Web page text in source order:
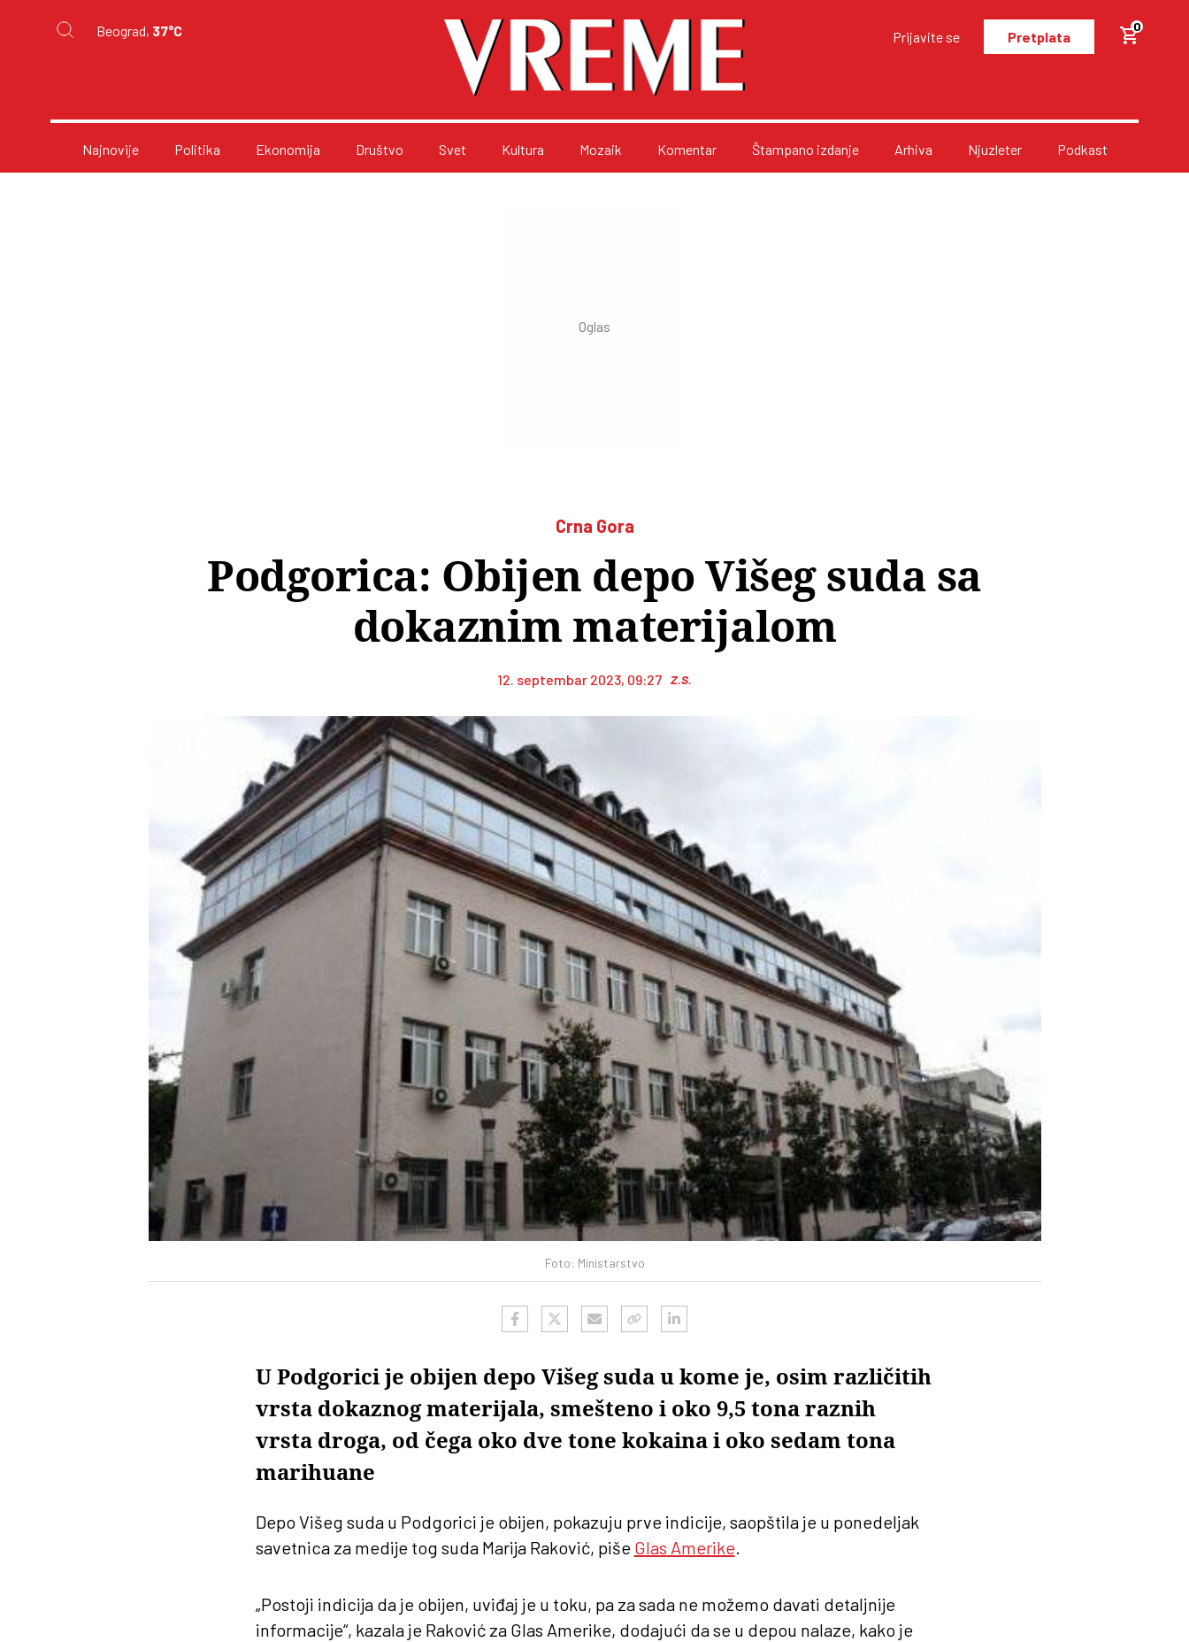
Beograd, 37°C Prijavite se Pretplata
0
Najnovije Politika Ekonomija Društvo Svet Kultura Mozaik Komentar Štampano izdanje Arhiva Njuzleter Podkast
Crna Gora
Podgorica: Obijen depo Višeg suda sa
dokaznim materijalom
12. septembar 2023, 09:27 Z.S.
Foto: Ministarstvo
U Podgorici je obijen depo Višeg suda u kome je, osim različitih
vrsta dokaznog materijala, smešteno i oko 9,5 tona raznih
vrsta droga, od čega oko dve tone kokaina i oko sedam tona
marihuane
Depo Višeg suda u Podgorici je obijen, pokazuju prve indicije, saopštila je u ponedeljak
savetnica za medije tog suda Marija Raković, piše Glas Amerike.
„Postoji indicija da je obijen, uviđaj je u toku, pa za sada ne možemo davati detaljnije
informacije“, kazala je Raković za Glas Amerike, dodajući da se u depou nalaze, kako je